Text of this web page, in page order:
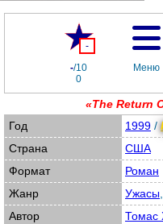
-
-/10
0
Меню
«The Return
Год
1999 /
Страна
США
Формат
Роман
Жанр
Ужасы
Автор
Томас